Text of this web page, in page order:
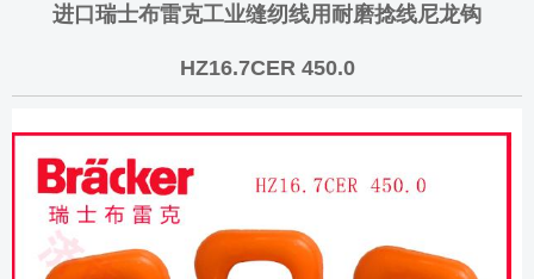
进口瑞士布雷克工业缝纫线用耐磨捻线尼龙钩
HZ16.7CER 450.0